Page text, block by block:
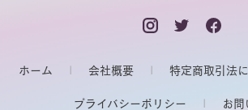
ホーム 会社概要 特定商取引法
プライバシーポリシー お問